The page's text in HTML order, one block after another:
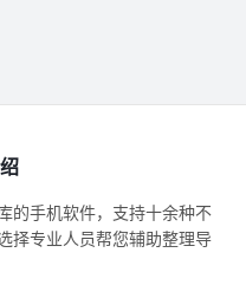
的手机软件，支持十余种不
择专业人员帮您辅助整理导